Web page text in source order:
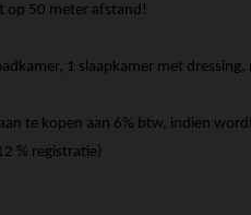
op 50 meter afstand!
1 slaapkamer met
te kopen aan 6% btw, indien
% registratie)